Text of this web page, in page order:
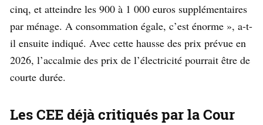
cinq, et atteindre les 900 à 1 000 euros supplémentaires
par ménage. A consommation égale, c’est énorme », a-t-
il ensuite indiqué. Avec cette hausse des prix prévue en
2026, l’accalmie des prix de l’électricité pourrait être de
courte durée.
Les CEE déjà critiqués par la Cour